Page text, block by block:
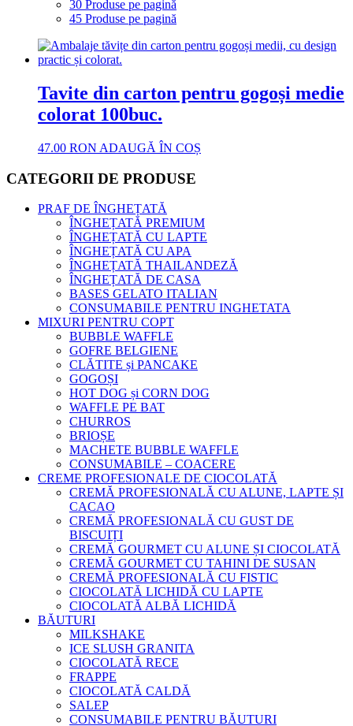
30 Produse pe pagină
45 Produse pe pagină
Tavite din carton pentru gogoși medie
colorat 100buc.
47.00 RON ADAUGĂ ÎN COȘ
CATEGORII DE PRODUSE
PRAF DE ÎNGHEȚATĂ
ÎNGHEȚATĂ PREMIUM
ÎNGHEȚATĂ CU LAPTE
ÎNGHEȚATĂ CU APA
ÎNGHEȚATĂ THAILANDEZĂ
ÎNGHEȚATĂ DE CASA
BASES GELATO ITALIAN
CONSUMABILE PENTRU INGHETATA
MIXURI PENTRU COPT
BUBBLE WAFFLE
GOFRE BELGIENE
CLĂTITE și PANCAKE
GOGOȘI
HOT DOG și CORN DOG
WAFFLE PE BAT
CHURROS
BRIOȘE
MACHETE BUBBLE WAFFLE
CONSUMABILE – COACERE
CREME PROFESIONALE DE CIOCOLATĂ
CREMĂ PROFESIONALĂ CU ALUNE, LAPTE ȘI
CACAO
CREMĂ PROFESIONALĂ CU GUST DE
BISCUIȚI
CREMĂ GOURMET CU ALUNE ȘI CIOCOLATĂ
CREMĂ GOURMET CU TAHINI DE SUSAN
CREMĂ PROFESIONALĂ CU FISTIC
CIOCOLATĂ LICHIDĂ CU LAPTE
CIOCOLATĂ ALBĂ LICHIDĂ
BĂUTURI
MILKSHAKE
ICE SLUSH GRANITA
CIOCOLATĂ RECE
FRAPPE
CIOCOLATĂ CALDĂ
SALEP
CONSUMABILE PENTRU BĂUTURI